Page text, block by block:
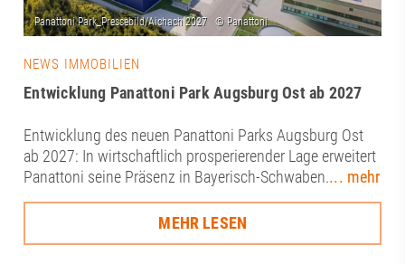
NEWS IMMOBILIEN
Entwicklung Panattoni Park Augsburg Ost ab 2027
Entwicklung des neuen Panattoni Parks Augsburg Ost
ab 2027: In wirtschaftlich prosperierender Lage erweitert
Panattoni seine Präsenz in Bayerisch-Schwaben.... mehr
MEHR LESEN